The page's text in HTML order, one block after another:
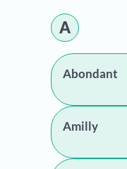
A
Abondant
Amilly